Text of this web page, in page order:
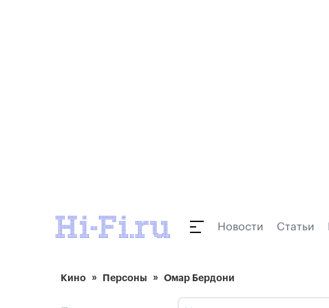
Новости Статьи
Кино Персоны Омар Бердони